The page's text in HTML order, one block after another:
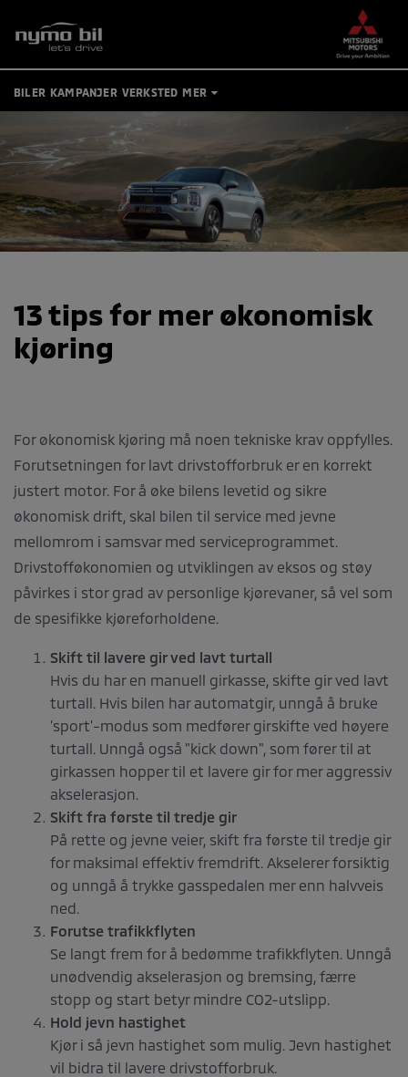
BILER KAMPANJER VERKSTED MER
BRUKTBILER
KONTAKT
BESTILL VERKSTEDTIME
13 tips for mer økonomisk
kjøring
For økonomisk kjøring må noen tekniske krav oppfylles.
Forutsetningen for lavt drivstofforbruk er en korrekt
justert motor. For å øke bilens levetid og sikre
økonomisk drift, skal bilen til service med jevne
mellomrom i samsvar med serviceprogrammet.
Drivstofføkonomien og utviklingen av eksos og støy
påvirkes i stor grad av personlige kjørevaner, så vel som
de spesifikke kjøreforholdene.
Skift til lavere gir ved lavt turtall
Hvis du har en manuell girkasse, skifte gir ved lavt
turtall. Hvis bilen har automatgir, unngå å bruke
'sport'-modus som medfører girskifte ved høyere
turtall. Unngå også "kick down", som fører til at
girkassen hopper til et lavere gir for mer aggressiv
akselerasjon.
Skift fra første til tredje gir
På rette og jevne veier, skift fra første til tredje gir
for maksimal effektiv fremdrift. Akselerer forsiktig
og unngå å trykke gasspedalen mer enn halvveis
ned.
Forutse trafikkflyten
Se langt frem for å bedømme trafikkflyten. Unngå
unødvendig akselerasjon og bremsing, færre
stopp og start betyr mindre CO2-utslipp.
Hold jevn hastighet
Kjør i så jevn hastighet som mulig. Jevn hastighet
vil bidra til lavere drivstofforbruk.